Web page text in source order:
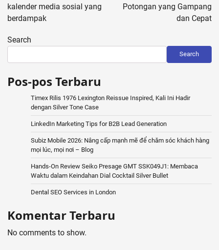
kalender media sosial yang
berdampak
Potongan yang Gampang
dan Cepat
Search
Search
Pos-pos Terbaru
Timex Rilis 1976 Lexington Reissue Inspired, Kali Ini Hadir
dengan Silver Tone Case
LinkedIn Marketing Tips for B2B Lead Generation
Subiz Mobile 2026: Nâng cấp mạnh mẽ để chăm sóc khách hàng
mọi lúc, mọi nơi – Blog
Hands-On Review Seiko Presage GMT SSK049J1: Membaca
Waktu dalam Keindahan Dial Cocktail Silver Bullet
Dental SEO Services in London
Komentar Terbaru
No comments to show.